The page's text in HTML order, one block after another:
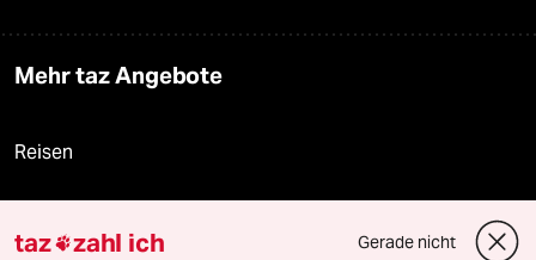
Mehr taz Angebote
Reisen
taz zahl ich Gerade nicht